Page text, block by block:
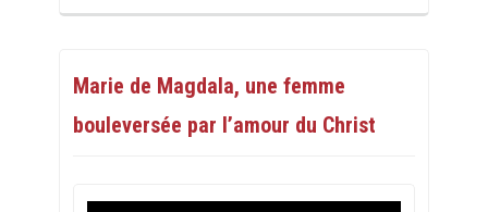
Marie de Magdala, une femme
bouleversée par l’amour du Christ